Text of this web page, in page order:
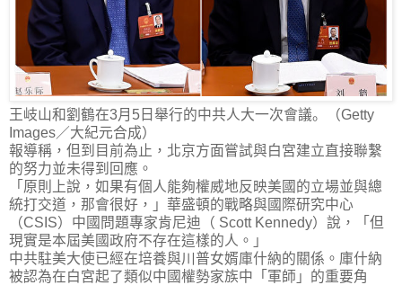
王岐山和劉鶴在3月5日舉行的中共人大一次會議。（Getty
Images／大紀元合成）
報導稱，但到目前為止，北京方面嘗試與白宮建立直接聯繫
的努力並未得到回應。
「原則上說，如果有個人能夠權威地反映美國的立場並與總
統打交道，那會很好，」華盛頓的戰略與國際研究中心
（CSIS）中國問題專家肯尼迪（ Scott Kennedy）說，「但
現實是本屆美國政府不存在這樣的人。 」
中共駐美大使已經在培養與川普女婿庫什納的關係。庫什納
被認為在白宮起了類似中國權勢家族中「軍師」的重要角